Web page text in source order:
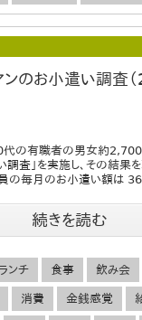
のお小遣い調査
代の有職者の男女約2,700
査」を実施し、その結果
の毎月のお小遣い額は
続きを読む
ンチ 食事 飲み会
消費 金銭感覚